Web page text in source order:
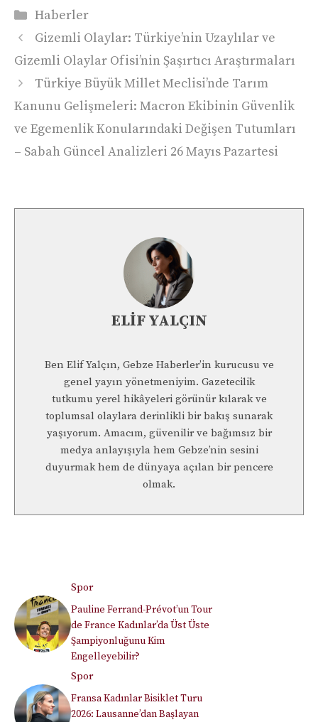
Kategoriler
Haberler
Gizemli Olaylar: Türkiye’nin Uzaylılar ve
Gizemli Olaylar Ofisi’nin Şaşırtıcı Araştırmaları
Türkiye Büyük Millet Meclisi’nde Tarım
Kanunu Gelişmeleri: Macron Ekibinin Güvenlik
ve Egemenlik Konularındaki Değişen Tutumları
– Sabah Güncel Analizleri 26 Mayıs Pazartesi
ELIF YALÇIN
Ben Elif Yalçın, Gebze Haberler’in kurucusu ve
genel yayın yönetmeniyim. Gazetecilik
tutkumu yerel hikâyeleri görünür kılarak ve
toplumsal olaylara derinlikli bir bakış sunarak
yaşıyorum. Amacım, güvenilir ve bağımsız bir
medya anlayışıyla hem Gebze’nin sesini
duyurmak hem de dünyaya açılan bir pencere
olmak.
Spor
Pauline Ferrand-Prévot’un Tour
de France Kadınlar’da Üst Üste
Şampiyonluğunu Kim
Engelleyebilir?
Spor
Fransa Kadınlar Bisiklet Turu
2026: Lausanne’dan Başlayan